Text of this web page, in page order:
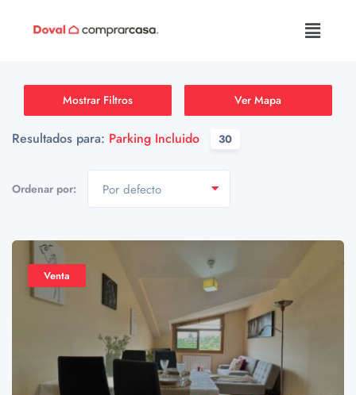
Mostrar Filtros Ver Mapa
Resultados para: Parking Incluido 30
Ordenar por: Por defecto
Venta